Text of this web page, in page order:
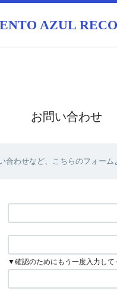
AZUL
お問い合わせ
合わせなど、こちらのフォーム
▼確認のためにもう一度入力して